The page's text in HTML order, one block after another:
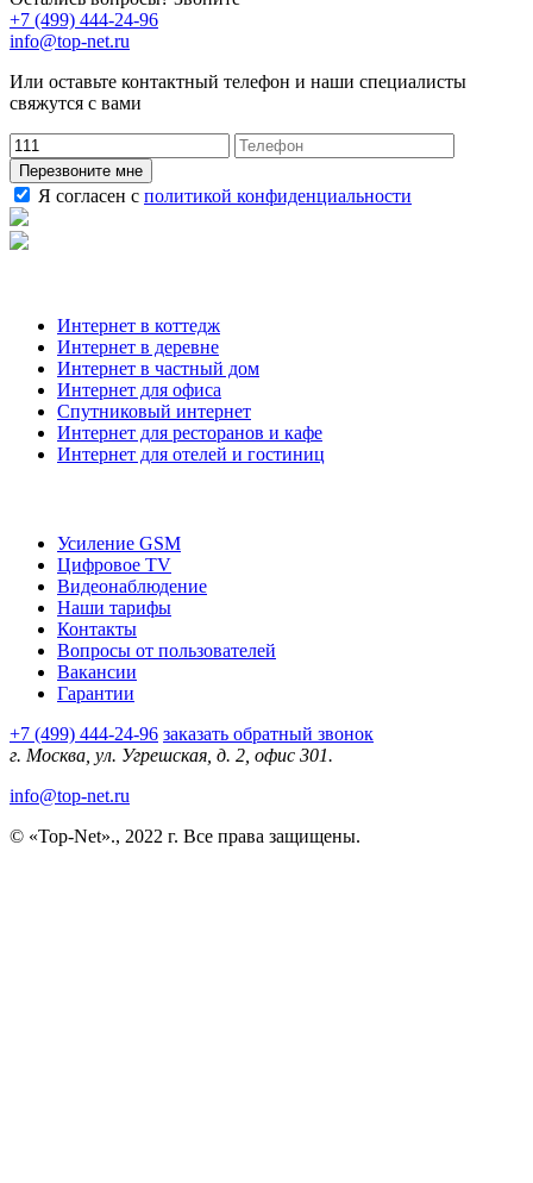
+7 (499) 444-24-96
info@top-net.ru
Или оставьте контактный телефон и наши специалисты
свяжутся с вами
Перезвоните мне
Я согласен с политикой конфиденциальности
Интернет в коттедж
Интернет в деревне
Интернет в частный дом
Интернет для офиса
Спутниковый интернет
Интернет для ресторанов и кафе
Интернет для отелей и гостиниц
Усиление GSM
Цифровое TV
Видеонаблюдение
Наши тарифы
Контакты
Вопросы от пользователей
Вакансии
Гарантии
+7 (499) 444-24-96 заказать обратный звонок
г. Москва, ул. Угрешская, д. 2, офис 301.
info@top-net.ru
© «Top-Net»., 2022 г. Все права защищены.